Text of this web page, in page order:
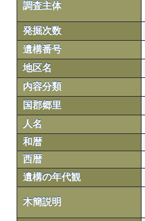
調査主体
発掘次数
遺構番号
地区名
内容分類
国郡郷里
人名
和暦
西暦
遺構の年代観
木簡説明